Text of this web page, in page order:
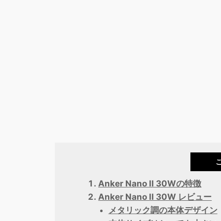
Anker Nano II 30Wの特徴
Anker Nano II 30W レビュー
メタリック調の本体デザイン